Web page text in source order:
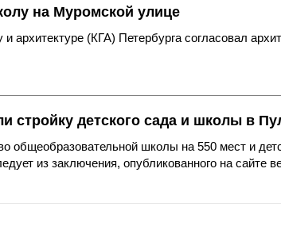
на Муромской улице
и архитектуре (КГА) Петербурга согласовал
стройку детского сада и школы в
общеобразовательной школы на 550 мест и
из заключения, опубликованного на сайте